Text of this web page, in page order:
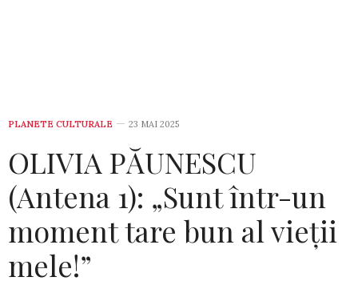
PLANETE CULTURALE 23 MAI 2025
OLIVIA PĂUNESCU
(Antena 1): „Sunt într-un
moment tare bun al vieţii
mele!”